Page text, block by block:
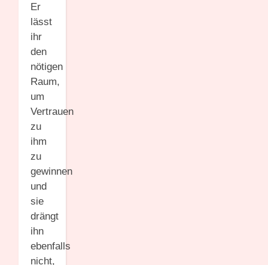
Er
lässt
ihr
den
nötigen
Raum,
um
Vertrauen
zu
ihm
zu
gewinnen
und
sie
drängt
ihn
ebenfalls
nicht,